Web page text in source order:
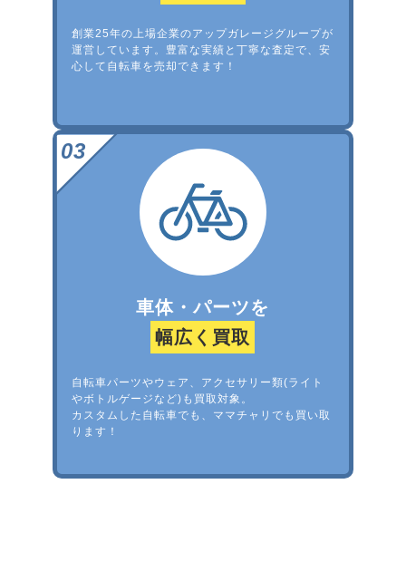
創業25年の上場企業のアップガレージグループが
運営しています。豊富な実績と丁寧な査定で、安
心して自転車を売却できます！
車体・パーツを
幅広く買取
自転車パーツやウェア、アクセサリー類(ライト
やボトルゲージなど)も買取対象。
カスタムした自転車でも、ママチャリでも買い取
ります！